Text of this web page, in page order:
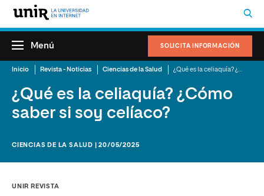
SOLICITA INFORMACIÓN
Menú
Inicio Revista - Noticias Ciencias de la Salud
¿Qué es la celiaquía? ¿Cómo
saber si soy celíaco?
CIENCIAS DE LA SALUD | 20/05/2025
UNIR REVISTA